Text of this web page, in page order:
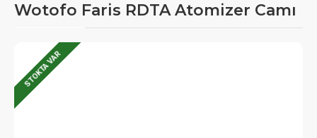
Wotofo Faris RDTA Atomizer Camı
STOKTA VAR